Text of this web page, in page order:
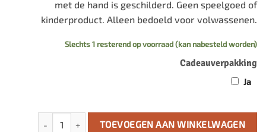
met de hand is geschilderd. Geen speelgoed of
kinderproduct. Alleen bedoeld voor volwassenen.
Slechts 1 resterend op voorraad (kan nabesteld worden)
Cadeauverpakking
Ja
Alice in Wonderland Beeldje aantal
TOEVOEGEN AAN WINKELWAGEN